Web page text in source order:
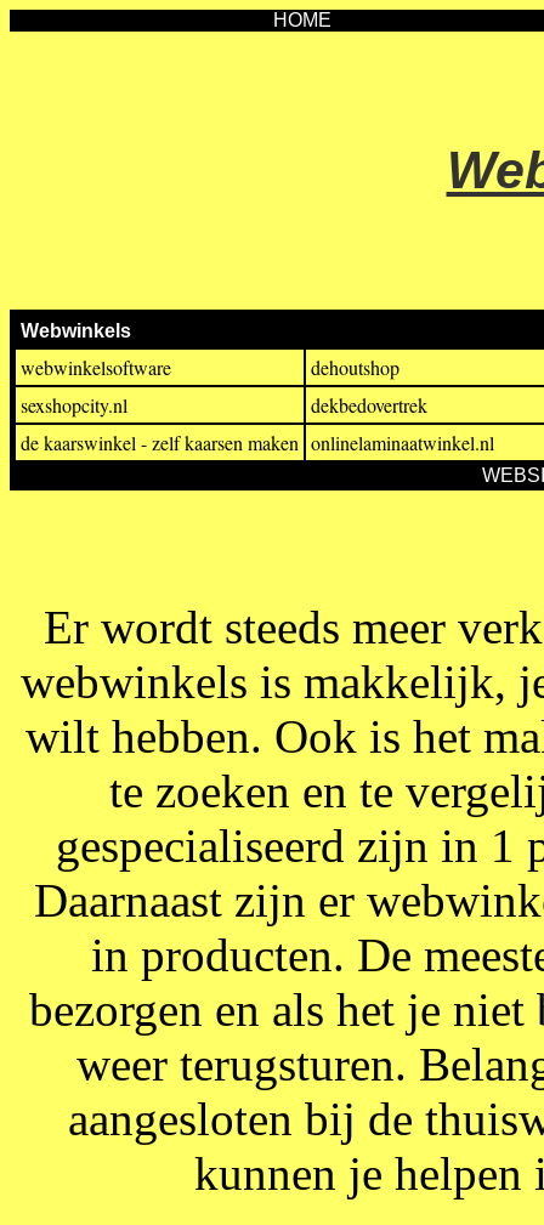
HOME
Webwinkels
webwinkelsoftware
dehoutshop
sexshopcity.nl
dekbedovertrek
de kaarswinkel - zelf kaarsen maken onlinelaminaatwinkel.nl
Er wordt steeds meer
webwinkels is makkelijk,
wilt hebben. Ook is het
te zoeken en te
gespecialiseerd zijn in 1
Daarnaast zijn er
in producten. De
bezorgen en als het je
weer terugsturen.
aangesloten bij de
kunnen je helpen